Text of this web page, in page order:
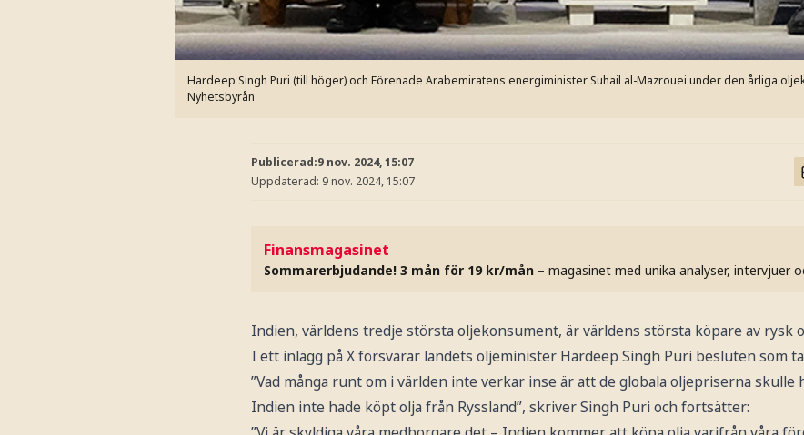
Hardeep Singh Puri (till höger) och Förenade Arabemiratens energiminister Suhail al-Mazrouei under den årliga
Nyhetsbyrån
Publicerad:9 nov. 2024, 15:07
Uppdaterad: 9 nov. 2024, 15:07
Finansmagasinet
Sommarerbjudande! 3 mån för 19 kr/mån – magasinet med unika analyser, intervjuer
Indien, världens tredje största oljekonsument, är världens största köpare av rysk
I ett inlägg på X försvarar landets oljeminister Hardeep Singh Puri besluten som
”Vad många runt om i världen inte verkar inse är att de globala oljepriserna skulle
Indien inte hade köpt olja från Ryssland”, skriver Singh Puri och fortsätter: